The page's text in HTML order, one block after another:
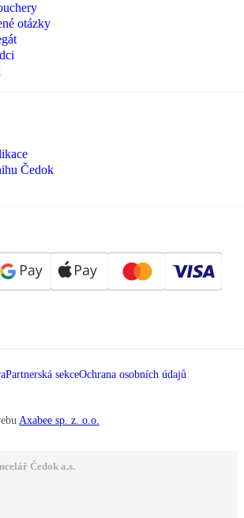
otázky
Čedok
Partnerská sekceOchrana osobních údajů
Axabee sp. z. o.o.
Čedok a.s.